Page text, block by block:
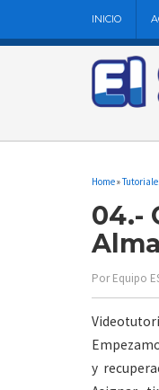
INICIO
Home»
04.-
PorEquipo
y